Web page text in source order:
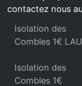
contactez nous
Isolation des
Combles 1€
Isolation des
Combles 1€